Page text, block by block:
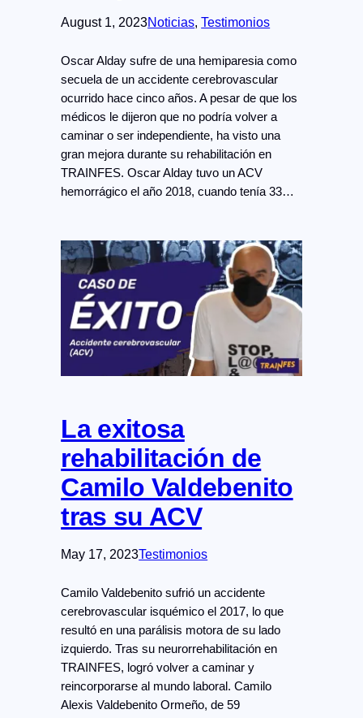
August 1, 2023Noticias, Testimonios
Oscar Alday sufre de una hemiparesia como
secuela de un accidente cerebrovascular
ocurrido hace cinco años. A pesar de que los
médicos le dijeron que no podría volver a
caminar o ser independiente, ha visto una
gran mejora durante su rehabilitación en
TRAINFES. Oscar Alday tuvo un ACV
hemorrágico el año 2018, cuando tenía 33…
La exitosa
rehabilitación de
Camilo Valdebenito
tras su ACV
May 17, 2023Testimonios
Camilo Valdebenito sufrió un accidente
cerebrovascular isquémico el 2017, lo que
resultó en una parálisis motora de su lado
izquierdo. Tras su neurorrehabilitación en
TRAINFES, logró volver a caminar y
reincorporarse al mundo laboral. Camilo
Alexis Valdebenito Ormeño, de 59